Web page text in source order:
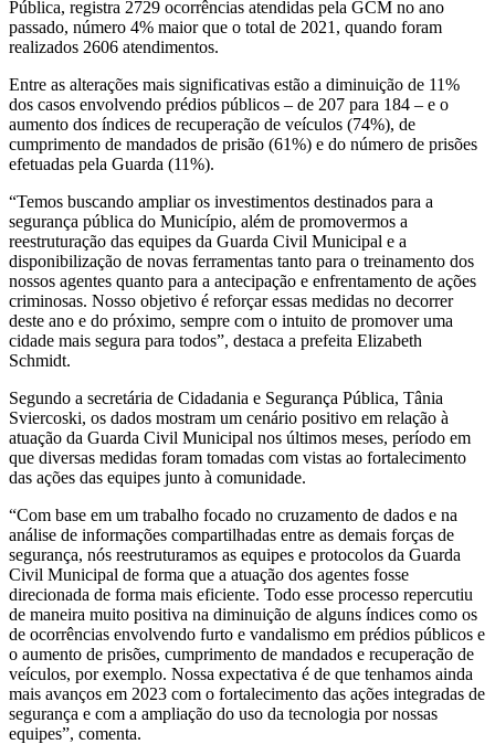
Pública, registra 2729 ocorrências atendidas pela GCM no ano
passado, número 4% maior que o total de 2021, quando foram
realizados 2606 atendimentos.
Entre as alterações mais significativas estão a diminuição de 11%
dos casos envolvendo prédios públicos – de 207 para 184 – e o
aumento dos índices de recuperação de veículos (74%), de
cumprimento de mandados de prisão (61%) e do número de prisões
efetuadas pela Guarda (11%).
“Temos buscando ampliar os investimentos destinados para a
segurança pública do Município, além de promovermos a
reestruturação das equipes da Guarda Civil Municipal e a
disponibilização de novas ferramentas tanto para o treinamento dos
nossos agentes quanto para a antecipação e enfrentamento de ações
criminosas. Nosso objetivo é reforçar essas medidas no decorrer
deste ano e do próximo, sempre com o intuito de promover uma
cidade mais segura para todos”, destaca a prefeita Elizabeth
Schmidt.
Segundo a secretária de Cidadania e Segurança Pública, Tânia
Sviercoski, os dados mostram um cenário positivo em relação à
atuação da Guarda Civil Municipal nos últimos meses, período em
que diversas medidas foram tomadas com vistas ao fortalecimento
das ações das equipes junto à comunidade.
“Com base em um trabalho focado no cruzamento de dados e na
análise de informações compartilhadas entre as demais forças de
segurança, nós reestruturamos as equipes e protocolos da Guarda
Civil Municipal de forma que a atuação dos agentes fosse
direcionada de forma mais eficiente. Todo esse processo repercutiu
de maneira muito positiva na diminuição de alguns índices como os
de ocorrências envolvendo furto e vandalismo em prédios públicos e
o aumento de prisões, cumprimento de mandados e recuperação de
veículos, por exemplo. Nossa expectativa é de que tenhamos ainda
mais avanços em 2023 com o fortalecimento das ações integradas de
segurança e com a ampliação do uso da tecnologia por nossas
equipes”, comenta.